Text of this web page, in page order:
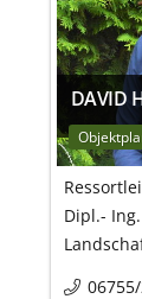
DAVID
Dipl.- Ing.